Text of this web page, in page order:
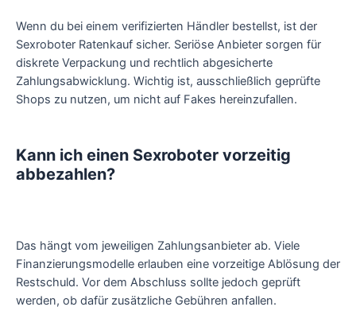
Wenn du bei einem verifizierten Händler bestellst, ist der
Sexroboter Ratenkauf sicher. Seriöse Anbieter sorgen für
diskrete Verpackung und rechtlich abgesicherte
Zahlungsabwicklung. Wichtig ist, ausschließlich geprüfte
Shops zu nutzen, um nicht auf Fakes hereinzufallen.
Kann ich einen Sexroboter vorzeitig
abbezahlen?
Das hängt vom jeweiligen Zahlungsanbieter ab. Viele
Finanzierungsmodelle erlauben eine vorzeitige Ablösung der
Restschuld. Vor dem Abschluss sollte jedoch geprüft
werden, ob dafür zusätzliche Gebühren anfallen.